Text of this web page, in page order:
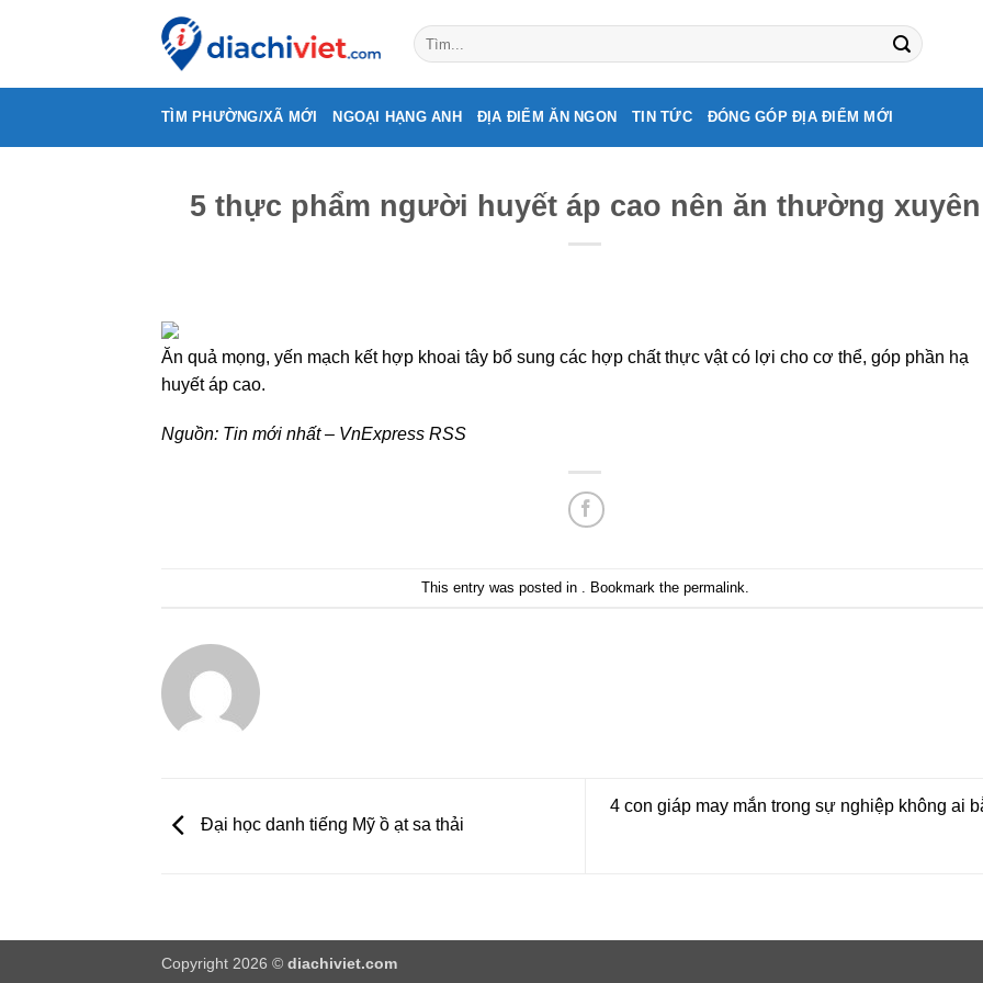
TÌM PHƯỜNG/XÃ MỚI NGOẠI HẠNG ANH ĐỊA ĐIỂM ĂN NGON TIN TỨC ĐÓNG GÓP ĐỊA ĐIỂM MỚI
5 thực phẩm người huyết áp cao nên ăn thường xuyên
Ăn quả mọng, yến mạch kết hợp khoai tây bổ sung các hợp chất thực vật có lợi cho cơ thể, góp phần hạ
huyết áp cao.
Nguồn: Tin mới nhất – VnExpress RSS
This entry was posted in . Bookmark the permalink
Đại học danh tiếng Mỹ ồ ạt sa thải
4 con giáp may mắn trong sự nghiệp không ai
Copyright 2026 © diachiviet.com